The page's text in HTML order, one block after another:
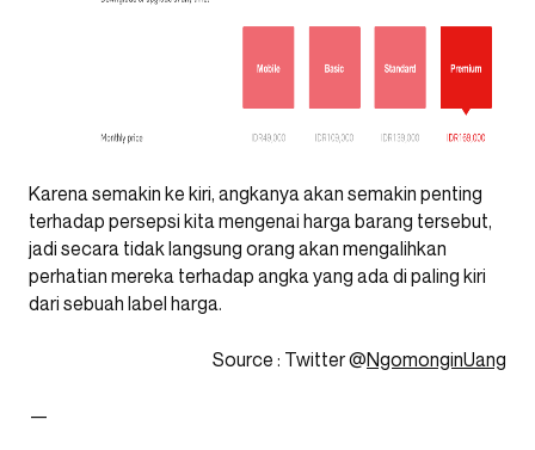
Karena semakin ke kiri, angkanya akan semakin penting
terhadap persepsi kita mengenai harga barang tersebut,
jadi secara tidak langsung orang akan mengalihkan
perhatian mereka terhadap angka yang ada di paling kiri
dari sebuah label harga.
Source : Twitter @NgomonginUang
—